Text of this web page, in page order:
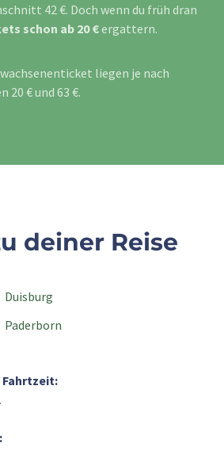
42 €. Doch wenn du früh dran
schon ab 20 €ergattern.
liegen je nach
20 € und 63 €.
deiner Reise
Duisburg
Paderborn